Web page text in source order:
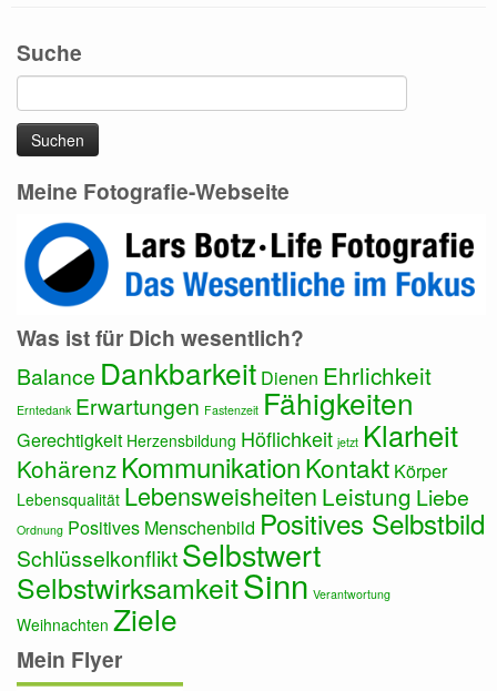
Suche
nach:
Meine Fotografie-Webseite
Was ist für Dich wesentlich?
Balance Dankbarkeit Dienen Ehrlichkeit
Erntedank Erwartungen Fastenzeit Fähigkeiten
Gerechtigkeit Herzensbildung Höflichkeit jetzt Klarheit
Kohärenz KommunikationKontakt Körper
Lebensqualität Lebensweisheiten Leistung Liebe
Ordnung Positives Menschenbild Positives Selbstbild
SchlüsselkonfliktSelbstwert
SelbstwirksamkeitSinn Verantwortung
Weihnachten Ziele
Mein Flyer